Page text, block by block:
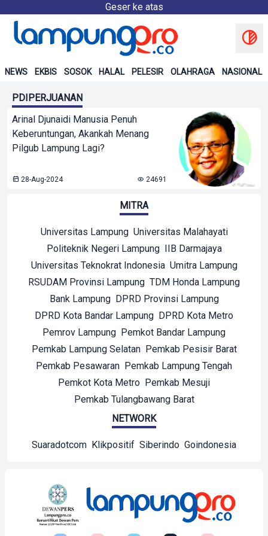
Geser ke atas
NEWS EKBIS SOSOK HALAL PELESIR OLAHRAGA NASIONAL
PDIPERJUANAN
Arinal Djunaidi Manusia Penuh
Keberuntungan, Akankah Menang
Pilgub Lampung Lagi?
28-Aug-2024 24691
MITRA
Universitas Lampung Universitas Malahayati
Politeknik Negeri Lampung IIB Darmajaya
Universitas Teknokrat Indonesia Umitra Lampung
RSUDAM Provinsi Lampung TDM Honda Lampung
Bank Lampung DPRD Provinsi Lampung
DPRD Kota Bandar Lampung DPRD Kota Metro
Pemrov Lampung Pemkot Bandar Lampung
Pemkab Lampung Selatan Pemkab Pesisir Barat
Pemkab Pesawaran Pemkab Lampung Tengah
Pemkot Kota Metro Pemkab Mesuji
Pemkab Tulangbawang Barat
NETWORK
Suaradotcom Klikpositif Siberindo Goindonesia